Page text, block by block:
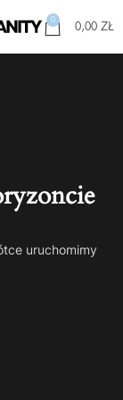
0 0,00 ZŁ
uruchomimy